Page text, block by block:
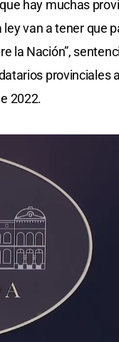
hay muchas
van a tener que
la Nación”,
provinciales
2022.